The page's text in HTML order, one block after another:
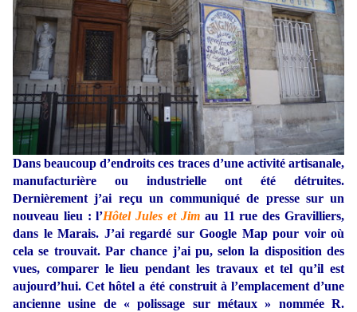
Dans beaucoup d’endroits ces traces d’une activité artisanale,
manufacturière ou industrielle ont été détruites.
Dernièrement j’ai reçu un communiqué de presse sur un
nouveau lieu : l’Hôtel Jules et Jimau 11 rue des Gravilliers,
dans le Marais. J’ai regardé sur Google Map pour voir où
cela se trouvait. Par chance j’ai pu, selon la disposition des
vues, comparer le lieu pendant les travaux et tel qu’il est
aujourd’hui. Cet hôtel a été construit à l’emplacement d’une
ancienne usine de « polissage sur métaux » nommée R.